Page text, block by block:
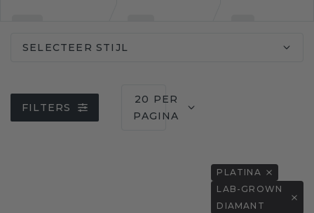
SELECTEER STIJL
FILTERS
20 PER
PAGINA
PLATINA
LAB-GROWN
DIAMANT